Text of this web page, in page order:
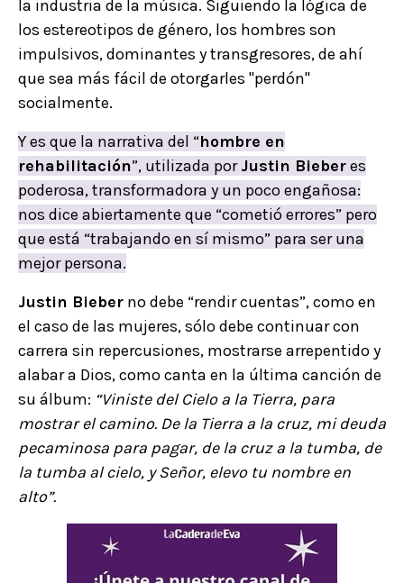
la industria de la música. Siguiendo la lógica de
los estereotipos de género, los hombres son
impulsivos, dominantes y transgresores, de ahí
que sea más fácil de otorgarles "perdón"
socialmente.
Y es que la narrativa del “hombre en
rehabilitación”, utilizada porJustin Bieberes
poderosa, transformadora y un poco engañosa:
nos dice abiertamente que “cometió errores” pero
que está “trabajando en sí mismo” para ser una
mejor persona.
Justin Bieber no debe “rendir cuentas”, como en
el caso de las mujeres, sólo debe continuar con
carrera sin repercusiones, mostrarse arrepentido y
alabar a Dios, como canta en la última canción de
su álbum: “Viniste del Cielo a la Tierra, para
mostrar el camino. De la Tierra a la cruz, mi deuda
pecaminosa para pagar, de la cruz a la tumba, de
la tumba al cielo, y Señor, elevo tu nombre en
alto”.